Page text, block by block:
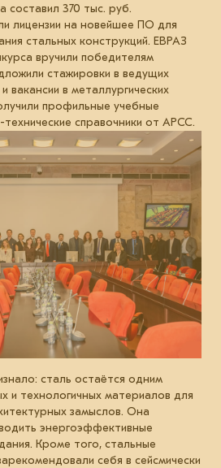
370 тыс. руб.
лицензии на новейшее ПО для
стальных конструкций. ЕВРАЗ
вручили победителям
стажировки в ведущих
вакансии в металлургических
профильные учебные
справочники от АРСС.
сталь остаётся одним
и технологичных материалов для
замыслов. Она
энергоэффективные
Кроме того, стальные
себя в сейсмически